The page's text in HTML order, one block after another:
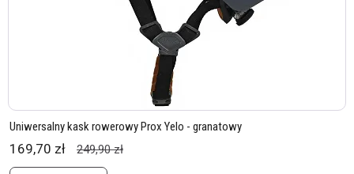
Uniwersalny kask rowerowy Prox Yelo - granatowy
169,70 zł 249,90 zł